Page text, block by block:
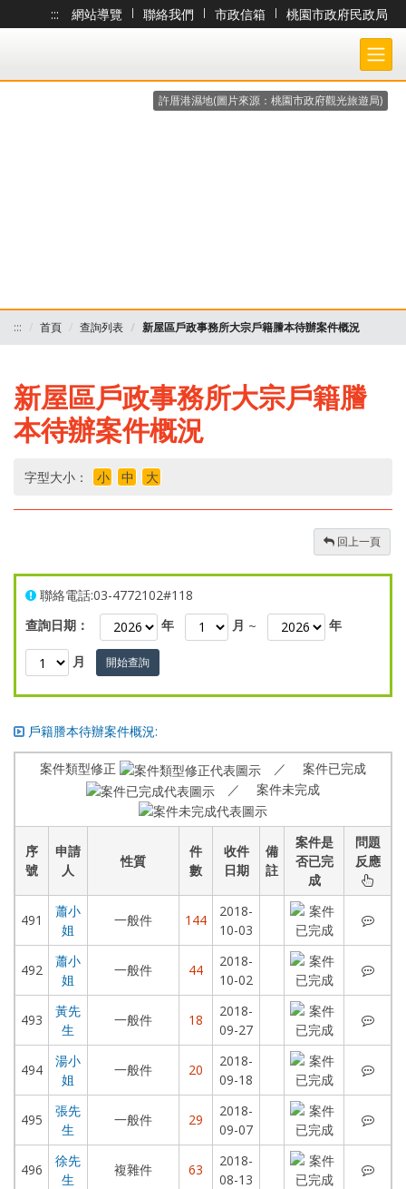
跳到主要內容
::: 網站導覽 | 聯絡我們 | 市政信箱 |
桃園市政府民政局
桃園市政府民政局-大宗戶籍謄本作業 各戶所收件處理狀況查詢系統
許厝港濕地(圖片來源：桃園市政府觀光旅遊局)
::: 首頁 查詢列表 新屋區戶政事務所大宗戶籍謄本待辦案件概況
新屋區戶政事務所大宗戶籍謄
本待辦案件概況
字型大小： 小 中 大
回上一頁
聯絡電話:03-4772102#118
查詢日期：
年 月 ~ 年
月 開始查詢
戶籍謄本待辦案件概況:
案件類型修正
／ 案件已完成
／ 案件未完成
序
號
申請
人
性質
件
數
收件
日期
備
註
案件是
否已完
成
問題
反應
491
蕭小
姐
一般件 144
2018-
10-03
蕭小
492
蕭小
姐
一般件 44
2018-
10-02
蕭小
493
黃先
生
一般件 18
2018-
09-27
黃先
494
湯小
姐
一般件 20
2018-
09-18
湯小
495
張先
生
一般件 29
2018-
09-07
張先
496
徐先
生
複雜件 63
2018-
08-13
徐先